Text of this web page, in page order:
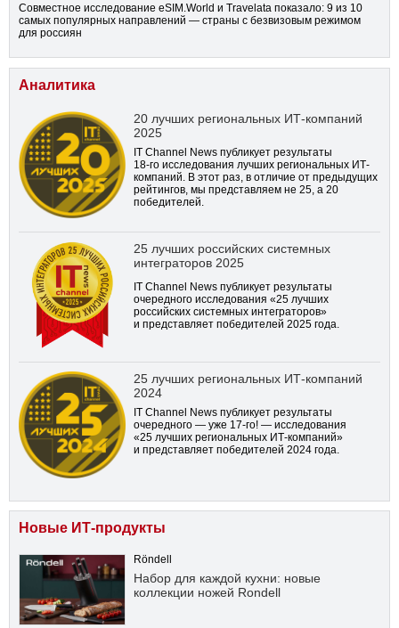
Совместное исследование eSIM.World и Travelata показало: 9 из 10
самых популярных направлений — страны с безвизовым режимом
для россиян
Аналитика
20 лучших региональных ИТ-компаний
2025
IT Channel News публикует результаты
18-го исследования лучших региональных ИТ-
компаний. В этот раз, в отличие от предыдущих
рейтингов, мы представляем не 25, а 20
победителей.
25 лучших российских системных
интеграторов 2025
IT Channel News публикует результаты
очередного исследования «25 лучших
российских системных интеграторов»
и представляет победителей 2025 года.
25 лучших региональных ИТ-компаний
2024
IT Channel News публикует результаты
очередного — уже 17-го! — исследования
«25 лучших региональных ИТ-компаний»
и представляет победителей 2024 года.
Новые ИТ-продукты
Röndell
Набор для каждой кухни: новые
коллекции ножей Rondell